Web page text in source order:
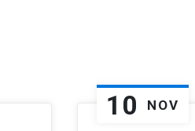
10 NOV